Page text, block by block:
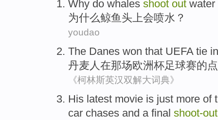
Why do whales shoot out
为什么鲸鱼 头上会喷水 ？
youdao
The Danes won that UEFA tie in
丹麦 人 在那场欧洲杯足球赛的
《柯林斯英汉双解大词典》
His latest movie is just more of
car chases and a final shoot-out